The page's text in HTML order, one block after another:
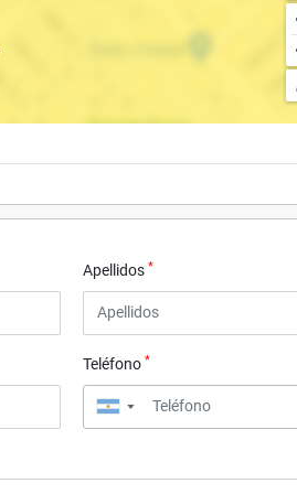
Apellidos *
Teléfono *
▼